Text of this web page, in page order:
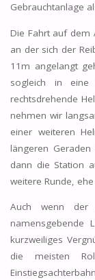
Gebrauchtanlage
Die Fahrt auf dem
an der sich der
11m angelangt
sogleich in
rechtsdrehende
nehmen wir
einer weiteren
längeren
dann die Station
weitere Runde,
Auch wenn
namensgebende
kurzweiliges
die meisten